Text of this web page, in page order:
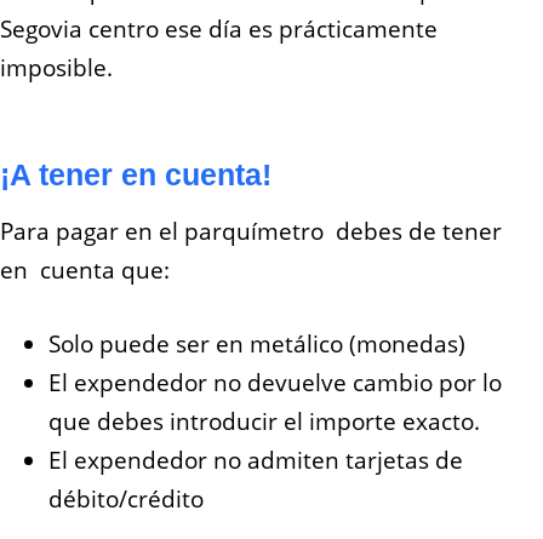
Segovia centro ese día es prácticamente
imposible.
¡A tener en cuenta!
Para pagar en el parquímetro debes de tener
en cuenta que:
Solo puede ser en metálico (monedas)
El expendedor no devuelve cambio por lo
que debes introducir el importe exacto.
El expendedor no admiten tarjetas de
débito/crédito